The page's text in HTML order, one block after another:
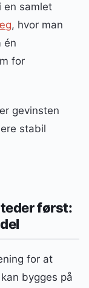
en samlet
, hvor man
én
for
gevinsten
stabil
først:
for at
bygges på